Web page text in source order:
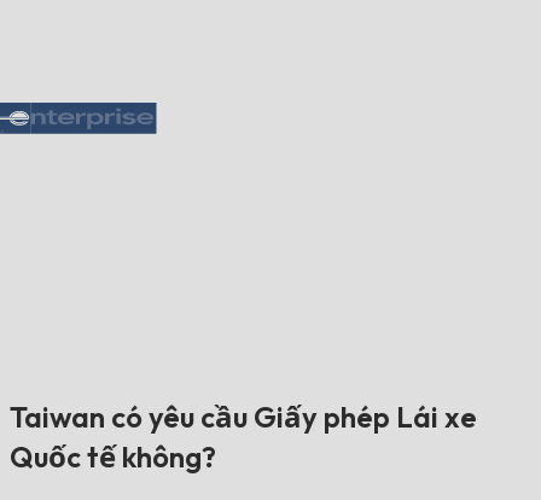
Taiwan có yêu cầu Giấy phép Lái xe
Quốc tế không?